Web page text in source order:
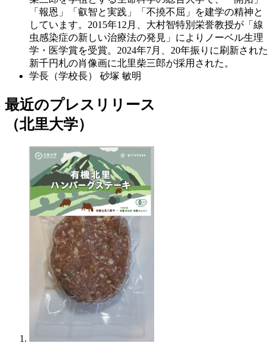
「報恩」「叡智と実践」「不撓不屈」を建学の精神と
しています。2015年12月、大村智特別栄誉教授が「線
虫感染症の新しい治療法の発見」によりノーベル生理
学・医学賞を受賞。2024年7月、20年振りに刷新された
新千円札の肖像画に北里柴三郎が採用された。
学長（学校長）
砂塚 敏明
最近のプレスリリース
（北里大学）